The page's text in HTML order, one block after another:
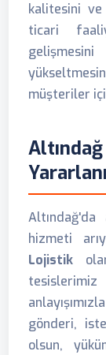
kalitesini
ticari
müşteriler
Altındağ'da
hizmeti
Lojistik
gönderi,
olsun,